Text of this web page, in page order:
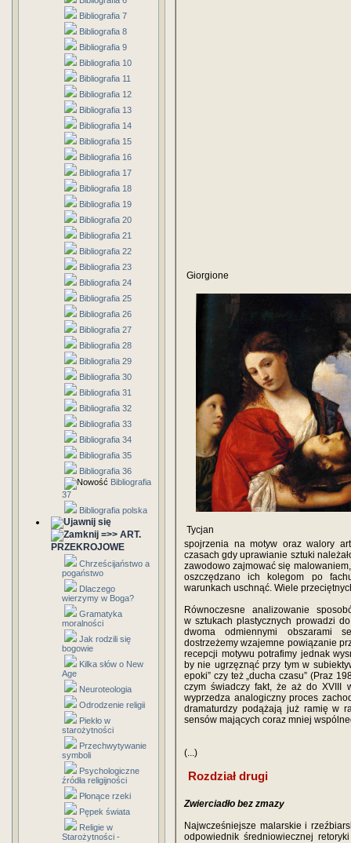
Bibliografia 7
Bibliografia 8
Bibliografia 9
Bibliografia 10
Bibliografia 11
Bibliografia 12
Bibliografia 13
Bibliografia 14
Bibliografia 15
Bibliografia 16
Bibliografia 17
Bibliografia 18
Bibliografia 19
Bibliografia 20
Bibliografia 21
Bibliografia 22
Bibliografia 23
Bibliografia 24
Bibliografia 25
Bibliografia 26
Bibliografia 27
Bibliografia 28
Bibliografia 29
Bibliografia 30
Bibliografia 31
Bibliografia 32
Bibliografia 33
Bibliografia 34
Bibliografia 35
Bibliografia 36
Bibliografia
37
Bibliografia polska
=>> ART.
PRZEKROJOWE
Chrześcijaństwo a
pogaństwo
Dlaczego
wierzymy w Boga?
Gramatyka
moralności
Jak rodzili się
bogowie
Kilka słów o New
Age
Neuroteologia
Odrodzenie religii
Piekło w
starożytności
Przechwytywanie
symboli
Psychologiczne
źródła religijności
Płonące rzeki
Pępek świata
Religie w
Starożytności -
Giorgione
Tycjan
spojrzenia na motyw oraz walory
czasach gdy uprawianie sztuki
zawodowo zajmować się
oszczędzano ich kolegom po
warunkach uschnąć. Wiele
Równoczesne analizowanie
w sztukach plastycznych prowadzi
dwoma odmiennymi obszarami
dostrzeżemy wzajemne powiązanie
recepcji motywu potrafimy jednak
by nie ugrzęznąć przy tym w
epoki” czy też „ducha czasu” (Praz
czym świadczy fakt, że aż do XVIII
wyprzedza analogiczny proces
dramaturdzy podążają już ramię w
sensów mających coraz mniej
(...)
Rozdział drugi
Zwierciadło bez zmazy
Najwcześniejsze malarskie i
odpowiednik średniowiecznej